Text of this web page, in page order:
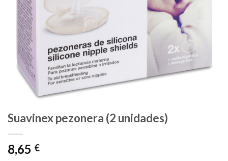
Suavinex pezonera (2 unidades)
8,65 €